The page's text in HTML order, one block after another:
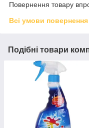
Повернення товару
Всі умови повернення
Подібні товари